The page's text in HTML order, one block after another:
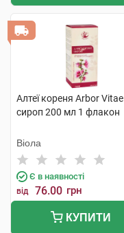
Алтеї кореня Arbor Vitae
сироп 200 мл 1 флакон
Віола
Є в наявності
від 76.00 грн
КУПИТИ